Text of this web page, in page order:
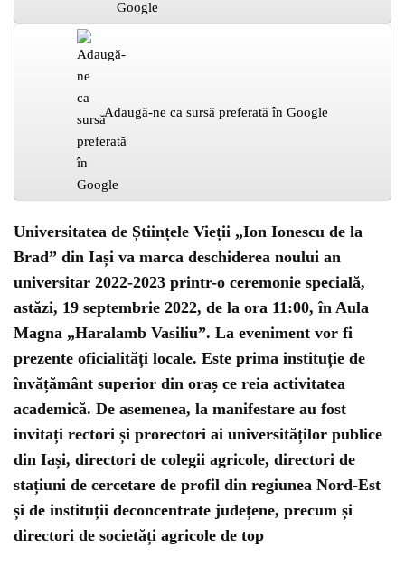
Adaugă-ne ca sursă preferată în Google
Universitatea de Științele Vieții „Ion Ionescu de la
Brad” din Iași va marca deschiderea noului an
universitar 2022-2023 printr-o ceremonie specială,
astăzi, 19 septembrie 2022, de la ora 11:00, în Aula
Magna „Haralamb Vasiliu”. La eveniment vor fi
prezente oficialități locale. Este prima instituție de
învățământ superior din oraș ce reia activitatea
academică. De asemenea, la manifestare au fost
invitați rectori și prorectori ai universităților publice
din Iași, directori de colegii agricole, directori de
stațiuni de cercetare de profil din regiunea Nord-Est
și de instituții deconcentrate județene, precum și
directori de societăți agricole de top
Could not play video.